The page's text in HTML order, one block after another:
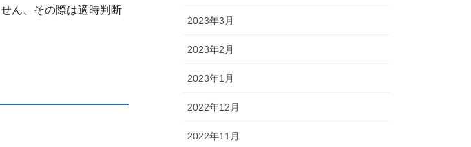
ん、その際は適時判断
2023年3月
2023年2月
2023年1月
2022年12月
2022年11月